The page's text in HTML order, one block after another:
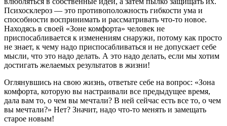
Психосклероз — это противоположность гибкости ума и
способности воспринимать и рассматривать что-то новое.
Находясь в своей «Зоне комфорта» человек не
приспосабливается к изменениям снаружи, потому как просто
не знает, к чему надо приспосабливаться и не допускает себе
мысли, что это надо делать. А это надо делать, если мы хотим
достигать желаемых результатов в жизни!
Оглянувшись на свою жизнь, ответьте себе на вопрос: «Зона
комфорта, которую вы настраивали все предыдущее время,
дала вам то, о чем вы мечтали? В ней сейчас есть все то, о чем
вы мечтали?» Нет? Значит, надо что-то менять и замещать
старое новым!